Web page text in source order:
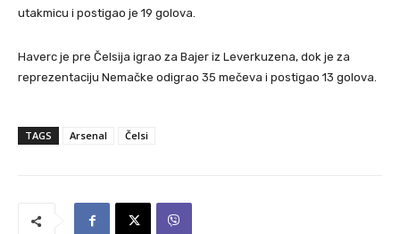
utakmicu i postigao je 19 golova.
Haverc je pre Čelsija igrao za Bajer iz Leverkuzena, dok je za
reprezentaciju Nemačke odigrao 35 mečeva i postigao 13 golova.
TAGS Arsenal Čelsi